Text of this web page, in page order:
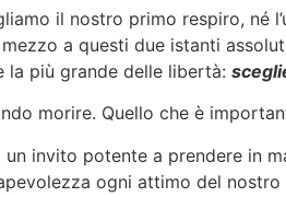
il nostro primo respiro, né
a questi due istanti
la più grande delle libertà:
morire. Quello che è
invito potente a prendere in
ogni attimo del nostro